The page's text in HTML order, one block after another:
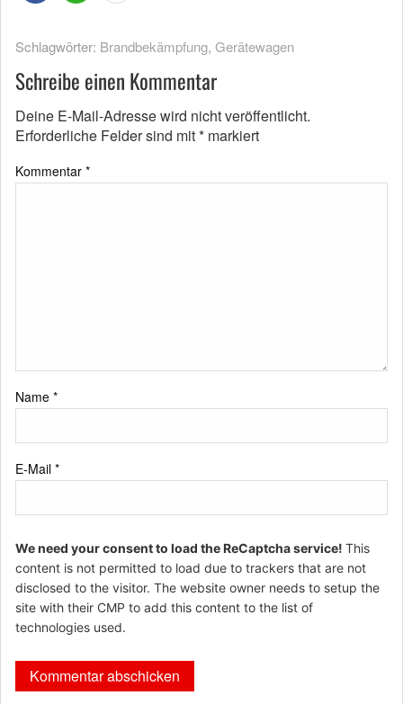
Schlagwörter: Brandbekämpfung, Gerätewagen
Schreibe einen Kommentar
Deine E-Mail-Adresse wird nicht veröffentlicht.
Erforderliche Felder sind mit* markiert
Kommentar *
Name *
E-Mail *
We need your consent to load the ReCaptcha service! This
content is not permitted to load due to trackers that are not
disclosed to the visitor. The website owner needs to setup the
site with their CMP to add this content to the list of
technologies used.